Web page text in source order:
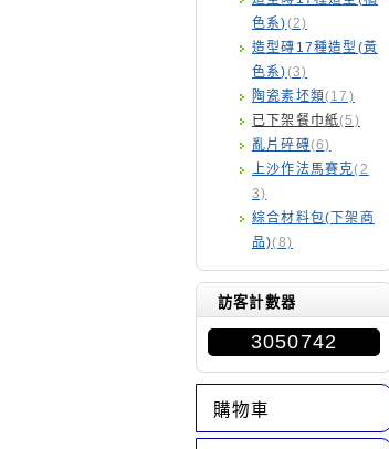
色系)(2)
造型磚17種造型(黃
色系)(3)
陶瓷素坯類(17)
已下架餐巾紙(5)
亂片碎磚(6)
上沙作法馬賽克(2
3)
綜合材料包(下架商
品)(8)
訪客計數器
3050742
購物車